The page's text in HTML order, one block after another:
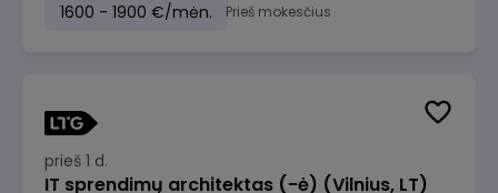
1600 - 1900 €/mėn. Prieš mokesčius
prieš 1 d.
IT sprendimų architektas (-ė) (Vilnius, LT)